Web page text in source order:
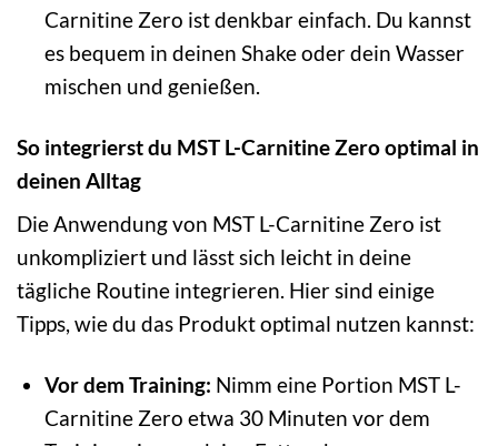
Carnitine Zero ist denkbar einfach. Du kannst
es bequem in deinen Shake oder dein Wasser
mischen und genießen.
So integrierst du MST L-Carnitine Zero optimal in
deinen Alltag
Die Anwendung von MST L-Carnitine Zero ist
unkompliziert und lässt sich leicht in deine
tägliche Routine integrieren. Hier sind einige
Tipps, wie du das Produkt optimal nutzen kannst:
Vor dem Training: Nimm eine Portion MST L-
Carnitine Zero etwa 30 Minuten vor dem